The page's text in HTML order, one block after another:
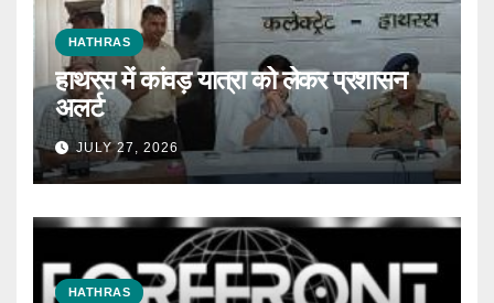
HATHRAS
हाथरस में कांवड़ यात्रा को लेकर प्रशासन
अलर्ट
JULY 27, 2026
HATHRAS